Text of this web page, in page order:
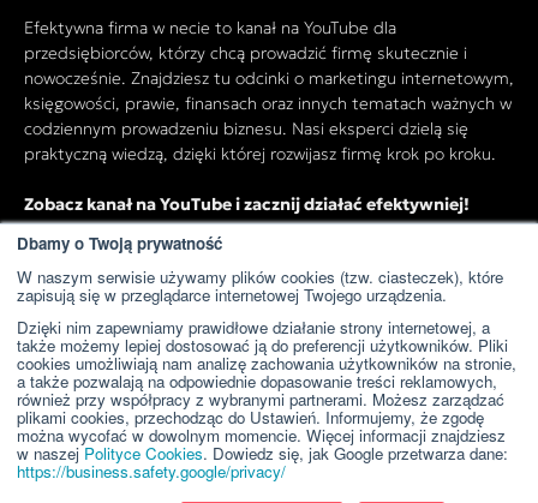
Dbamy o Twoją prywatność
W naszym serwisie używamy plików cookies (tzw. ciasteczek), które
zapisują się w przeglądarce internetowej Twojego urządzenia.
Dzięki nim zapewniamy prawidłowe działanie strony internetowej, a
także możemy lepiej dostosować ją do preferencji użytkowników. Pliki
cookies umożliwiają nam analizę zachowania użytkowników na stronie,
a także pozwalają na odpowiednie dopasowanie treści reklamowych,
również przy współpracy z wybranymi partnerami. Możesz zarządzać
plikami cookies, przechodząc do Ustawień. Informujemy, że zgodę
można wycofać w dowolnym momencie. Więcej informacji znajdziesz
w naszejPolityce Cookies. Dowiedz się, jak Google przetwarza dane:
https://business.safety.google/privacy/
Efektywna firma w necie to kanał na YouTube dla
przedsiębiorców, którzy chcą prowadzić firmę skutecznie i
nowocześnie. Znajdziesz tu odcinki o marketingu internetowym,
księgowości, prawie, finansach oraz innych tematach ważnych w
codziennym prowadzeniu biznesu. Nasi eksperci dzielą się
praktyczną wiedzą, dzięki której rozwijasz firmę krok po kroku.
Zobacz kanał na YouTube i zacznij działać efektywniej!
Przejdź do kanału YouTube